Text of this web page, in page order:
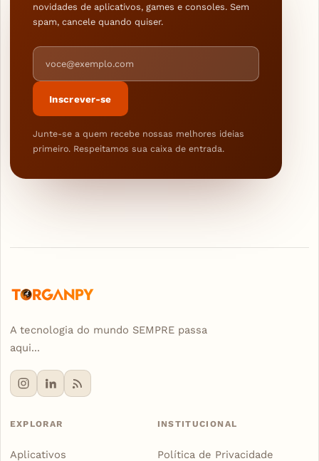
novidades de aplicativos, games e consoles. Sem
spam, cancele quando quiser.
Endereço de e-mail
Inscrever-se
Junte-se a quem recebe nossas melhores ideias
primeiro. Respeitamos sua caixa de entrada.
A tecnologia do mundo SEMPRE passa
aqui...
EXPLORAR
Aplicativos
INSTITUCIONAL
Política de Privacidade